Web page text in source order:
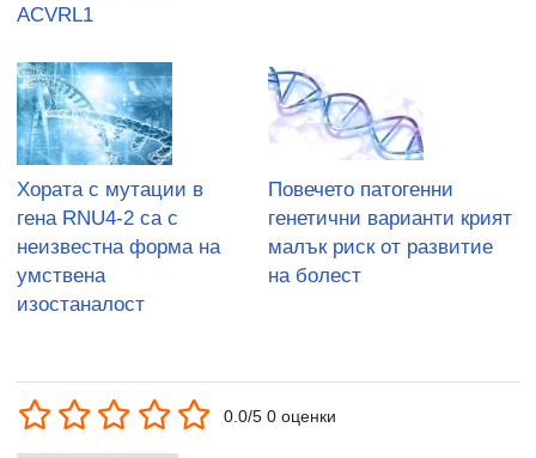
ACVRL1
Хората с мутации в
гена RNU4-2 са с
неизвестна форма на
умствена
изостаналост
Повечето патогенни
генетични варианти крият
малък риск от развитие
на болест
0.0/5 0 оценки